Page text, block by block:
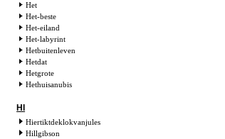
Het
Het-beste
Het-eiland
Het-labyrint
Hetbuitenleven
Hetdat
Hetgrote
Hethuisanubis
HI
Hiertiktdeklokvanjules
Hillgibson